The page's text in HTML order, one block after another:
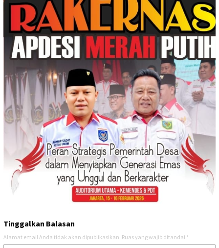
Tinggalkan Balasan
Alamat email Anda tidak akan dipublikasikan. Ruas yang wajib ditandai *